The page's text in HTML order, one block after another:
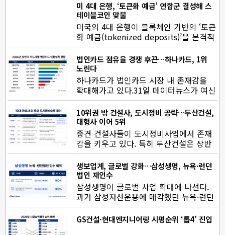
미 4대 은행, ‘토큰화 예금’ 연합군 결성해 스
테이블코인 맞불
미국의 4대 은행이 블록체인 기반의 ‘토큰
화 예금(tokenized deposits)’을 본격적
으로 도입한다. 가…
법인카드 점유율 경쟁 후끈…하나카드, 1위
노린다
하나카드가 법인카드 시장 내 존재감을
확대해가고 있다.31일 데이터뉴스가 여신
금융협회에 공시된 전업 카드사…
10위권 밖 건설사, 도시정비 공략…두산건설,
대형사 이어 5위
중견 건설사들이 도시정비사업에서 존재
감을 키우고 있다. 특히 두산건설은 상반
기 수주액 2조6426억 원을 기록…
생보업계, 글로벌 강화…삼성생명, 뉴욕·런던
법인 재인수
삼성생명이 글로벌 사업 확대에 나선다.
과거 삼성자산운용에 매각했던 뉴욕·런던
법인을 재인수해 해외 자산운…
GS건설·현대엔지니어링 시평순위 ‘톱4’ 진입